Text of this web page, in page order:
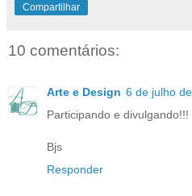
Compartilhar
10 comentários:
Arte e Design 6 de julho
Participando e divulgando!!!
Bjs
Responder